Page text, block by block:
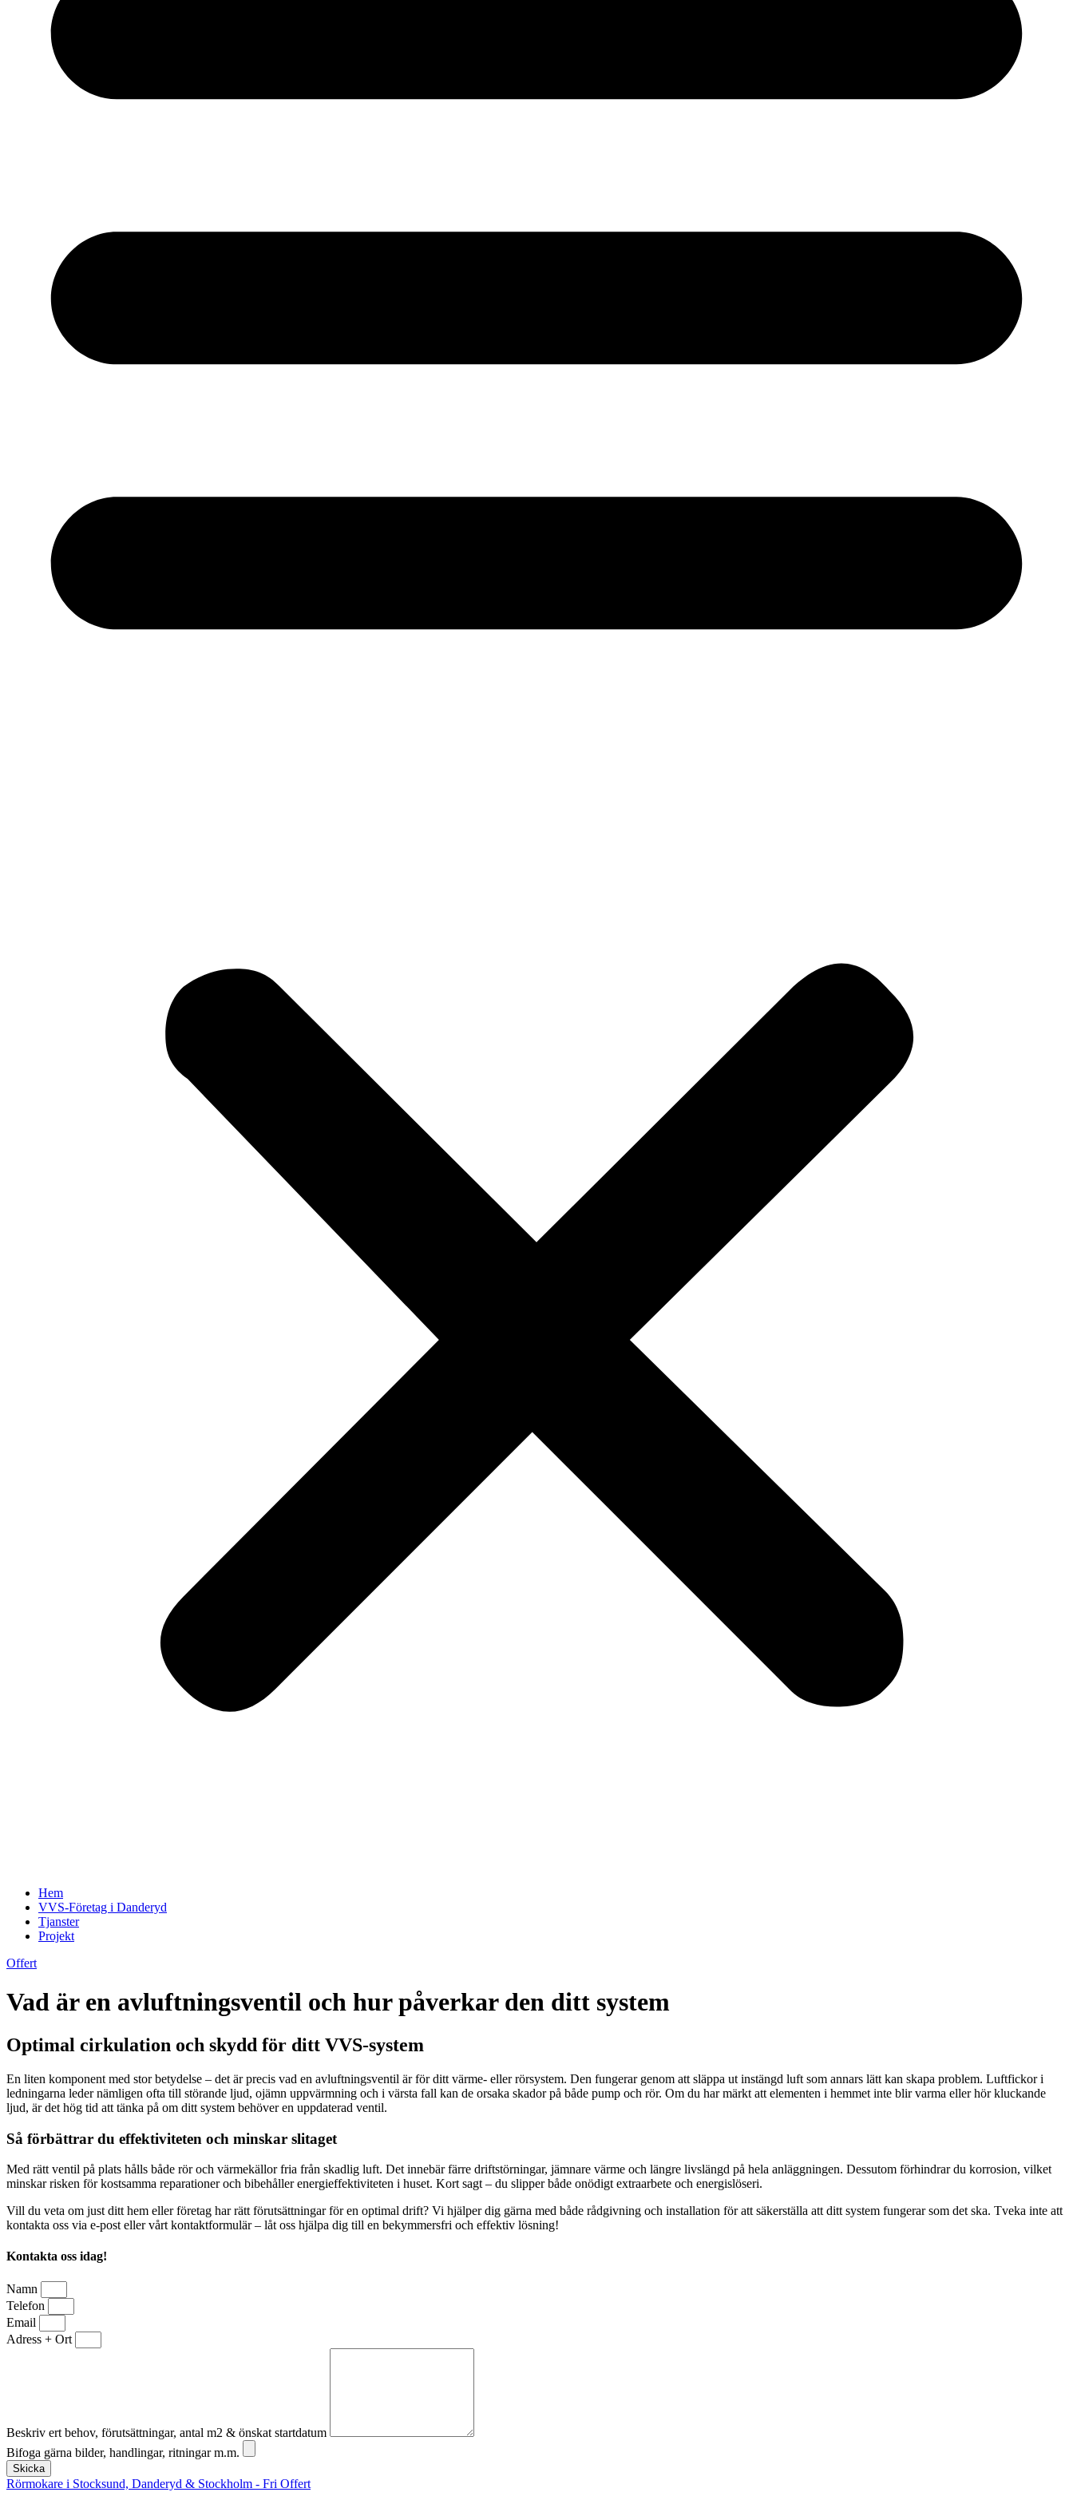
Hem
VVS-Företag i Danderyd
Tjanster
Projekt
Offert
Vad är en avluftningsventil och hur påverkar den ditt system
Optimal cirkulation och skydd för ditt VVS-system
En liten komponent med stor betydelse – det är precis vad en avluftningsventil är för ditt värme- eller rörsystem. Den fungerar genom att släppa ut instängd luft som annars lätt kan skapa problem. Luftfickor i
ledningarna leder nämligen ofta till störande ljud, ojämn uppvärmning och i värsta fall kan de orsaka skador på både pump och rör. Om du har märkt att elementen i hemmet inte blir varma eller hör kluckande
ljud, är det hög tid att tänka på om ditt system behöver en uppdaterad ventil.
Så förbättrar du effektiviteten och minskar slitaget
Med rätt ventil på plats hålls både rör och värmekällor fria från skadlig luft. Det innebär färre driftstörningar, jämnare värme och längre livslängd på hela anläggningen. Dessutom förhindrar du korrosion, vilket
minskar risken för kostsamma reparationer och bibehåller energieffektiviteten i huset. Kort sagt – du slipper både onödigt extraarbete och energislöseri.
Vill du veta om just ditt hem eller företag har rätt förutsättningar för en optimal drift? Vi hjälper dig gärna med både rådgivning och installation för att säkerställa att ditt system fungerar som det ska. Tveka inte att
kontakta oss via e-post eller vårt kontaktformulär – låt oss hjälpa dig till en bekymmersfri och effektiv lösning!
Kontakta oss idag!
Namn
Telefon
Email
Adress + Ort
Beskriv ert behov, förutsättningar, antal m2 & önskat startdatum
Bifoga gärna bilder, handlingar, ritningar m.m.
Skicka
Rörmokare i Stocksund, Danderyd & Stockholm - Fri Offert